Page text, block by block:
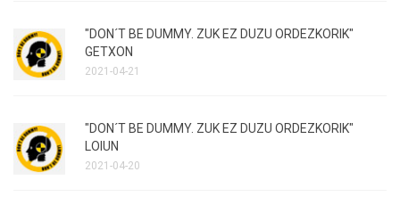
"DON´T BE DUMMY. ZUK EZ DUZU ORDEZKORIK"
GETXON
2021-04-21
"DON´T BE DUMMY. ZUK EZ DUZU ORDEZKORIK"
LOIUN
2021-04-20